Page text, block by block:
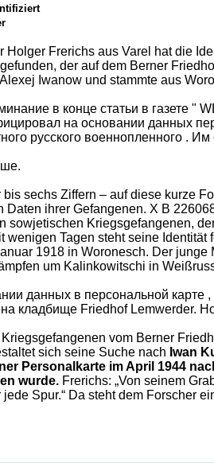
Holger Frerichs aus Varel hat die
der auf dem Berner
Iwanow und stammte aus
в конце статьи в газете "
на основании данных
русского военнопленного .
sechs Ziffern – auf diese kurze
Daten ihrer Gefangenen. X B
sowjetischen Kriegsgefangenen,
wenigen Tagen steht seine
1918 in Woronesch. Der
um Kalinkowitschi in
данных в персональной карте
кладбище Friedhof Lemwerder.
vom Berner
sich seine Suche nach Iwan
Personalkarte im April 1944
wurde. Frerichs: „Von seinem
Spur.“ Da steht dem Forscher